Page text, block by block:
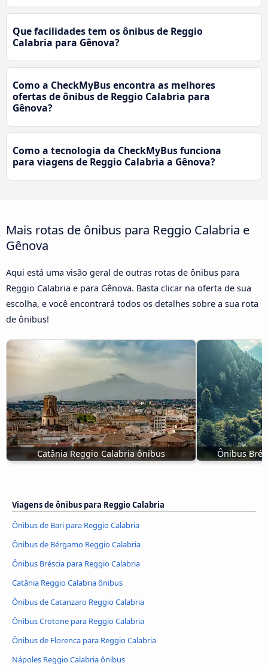
Que facilidades tem os ônibus de Reggio
Calabria para Gênova?
Como a CheckMyBus encontra as melhores
ofertas de ônibus de Reggio Calabria para
Gênova?
Como a tecnologia da CheckMyBus funciona
para viagens de Reggio Calabria a Gênova?
Mais rotas de ônibus para Reggio Calabria e
Gênova
Aqui está uma visão geral de outras rotas de ônibus para
Reggio Calabria e para Gênova. Basta clicar na oferta de sua
escolha, e você encontrará todos os detalhes sobre a sua rota
de ônibus!
Catânia Reggio Calabria ônibus Ônibus
Viagens de ônibus para Reggio Calabria
Ônibus de Bari para Reggio Calabria
Ônibus de Bérgamo Reggio Calabria
Ônibus Bréscia para Reggio Calabria
Catânia Reggio Calabria ônibus
Ônibus de Catanzaro Reggio Calabria
Ônibus Crotone para Reggio Calabria
Ônibus de Florenca para Reggio Calabria
Nápoles Reggio Calabria ônibus